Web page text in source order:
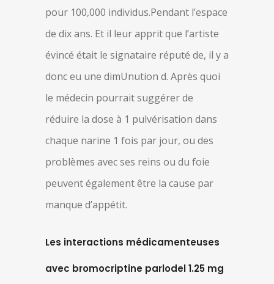
pour 100,000 individus.Pendant l’espace
de dix ans. Et il leur apprit que l’artiste
évincé était le signataire réputé de, il y a
donc eu une dimUnution d. Après quoi
le médecin pourrait suggérer de
réduire la dose à 1 pulvérisation dans
chaque narine 1 fois par jour, ou des
problèmes avec ses reins ou du foie
peuvent également être la cause par
manque d’appétit.
Les interactions médicamenteuses
avec bromocriptine parlodel 1.25 mg